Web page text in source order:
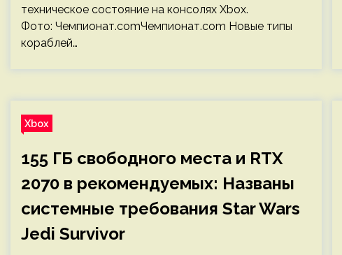
техническое состояние на консолях Xbox.
Фото: Чемпионат.comЧемпионат.com Новые типы
кораблей…
Xbox
155 ГБ свободного места и RTX
2070 в рекомендуемых: Названы
системные требования Star Wars
Jedi Survivor